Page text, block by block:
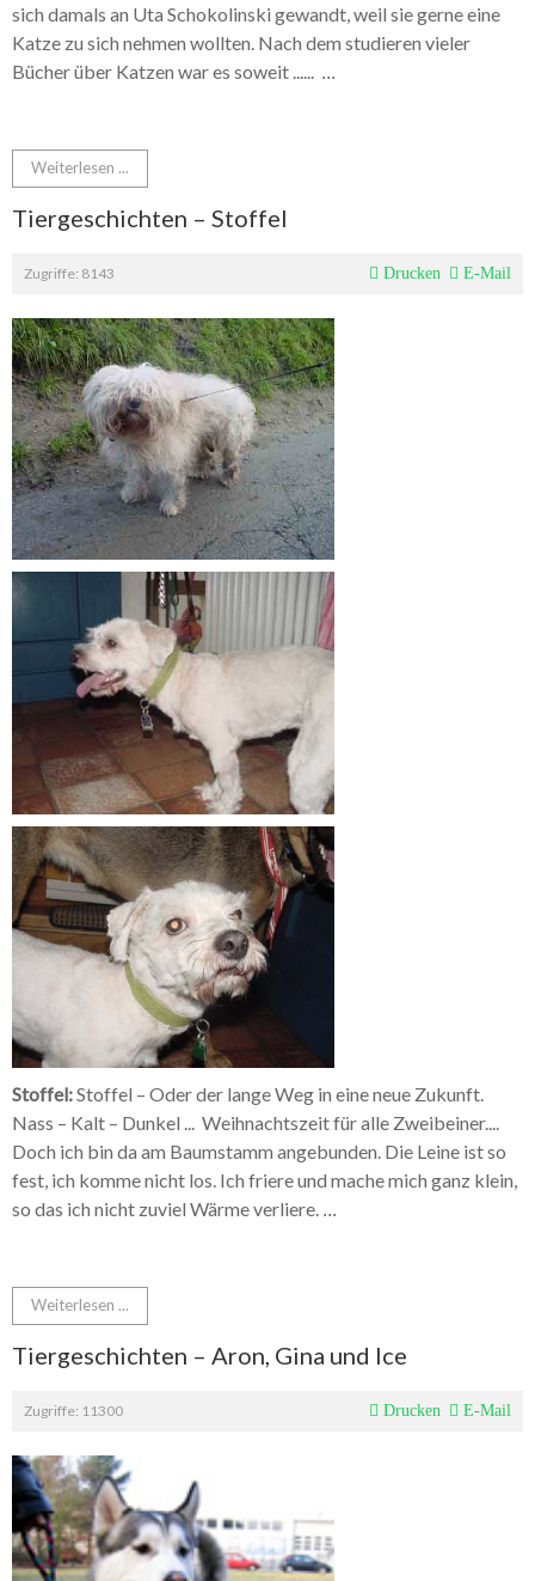
sich damals an Uta Schokolinski gewandt, weil sie gerne eine
Katze zu sich nehmen wollten. Nach dem studieren vieler
Bücher über Katzen war es soweit ...... ...
Weiterlesen ...
Tiergeschichten – Stoffel
Zugriffe: 8143 Drucken E-Mail
Stoffel:Stoffel – Oder der lange Weg in eine neue Zukunft.
Nass – Kalt – Dunkel ... Weihnachtszeit für alle Zweibeiner....
Doch ich bin da am Baumstamm angebunden. Die Leine ist so
fest, ich komme nicht los. Ich friere und mache mich ganz klein,
so das ich nicht zuviel Wärme verliere. ...
Weiterlesen ...
Tiergeschichten – Aron, Gina und Ice
Zugriffe: 11300 Drucken E-Mail